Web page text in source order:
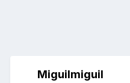
Miguilmiguil